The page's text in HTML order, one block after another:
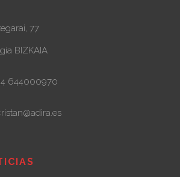
77
BIZKAIA
644000970